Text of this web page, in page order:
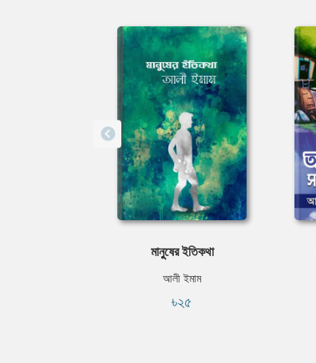
মানুুষের ইতিকথা
আলী ইমাম
৳২৫